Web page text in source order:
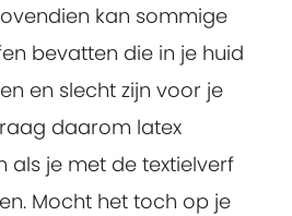
kan sommige
bevatten die in je huid
en slecht zijn voor je
daarom latex
als je met de textielverf
Mocht het toch op je